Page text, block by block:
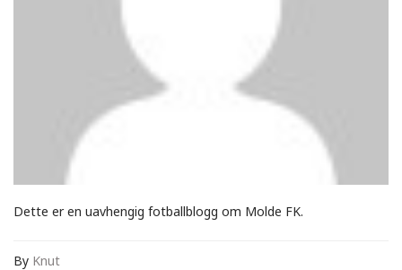
Dette er en uavhengig fotballblogg om Molde FK.
By Knut